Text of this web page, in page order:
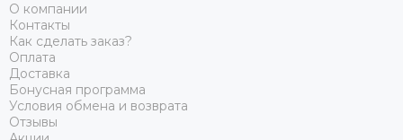
О компании
Контакты
Как сделать заказ?
Оплата
Доставка
Бонусная программа
Условия обмена и возврата
Отзывы